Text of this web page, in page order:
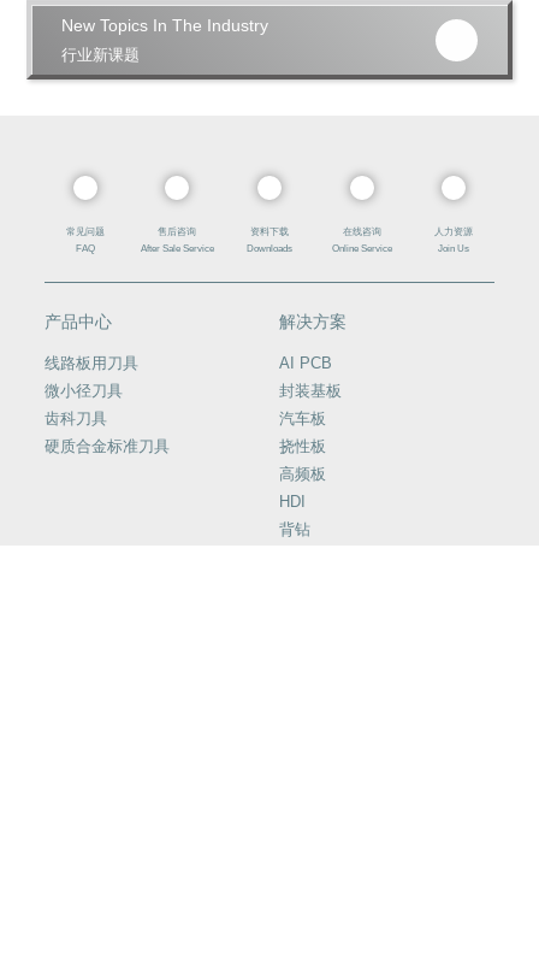
New Topics In The Industry
行业新课题
常见问题
FAQ
售后咨询
After Sale Service
资料下载
Downloads
在线咨询
Online Service
人力资源
Join Us
产品中心
线路板用刀具
微小径刀具
齿科刀具
硬质合金标准刀具
解决方案
AI PCB
封装基板
汽车板
挠性板
高频板
HDI
背钻